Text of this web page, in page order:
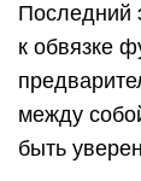
Последний
к обвязке
между
быть